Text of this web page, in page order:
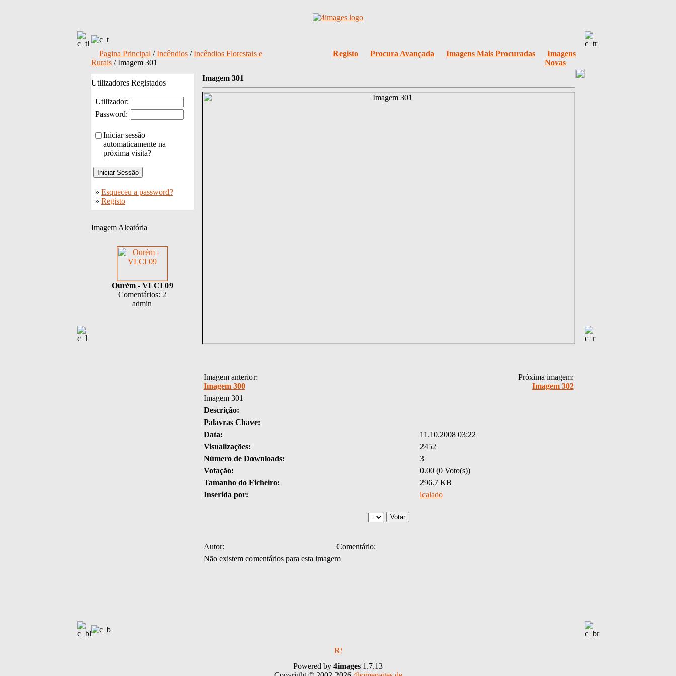
Pagina Principal /Incêndios/Incêndios Florestais e
Rurais/ Imagem 301
Registo Procura Avançada Imagens Mais Procuradas
Imagens
Novas
Utilizadores Registados
Utilizador:
Password:
Iniciar sessão
automaticamente na
próxima visita?
» Esqueceu a password?
» Registo
Imagem Aleatória
Ourém - VLCI 09
Comentários: 2
admin
Imagem 301
Imagem anterior:
Imagem 300
Próxima imagem:
Imagem 302
Imagem 301
Descrição:
Palavras Chave:
Data:
11.10.2008 03:22
Visualizações:
2452
Número de Downloads:
3
Votação:
0.00 (0 Voto(s))
Tamanho do Ficheiro:
296.7 KB
Inserida por:
lcalado
Autor:
Comentário:
Não existem comentários para esta imagem
Powered by 4images 1.7.13